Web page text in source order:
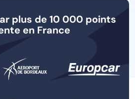
plus de 10 000 points
en France